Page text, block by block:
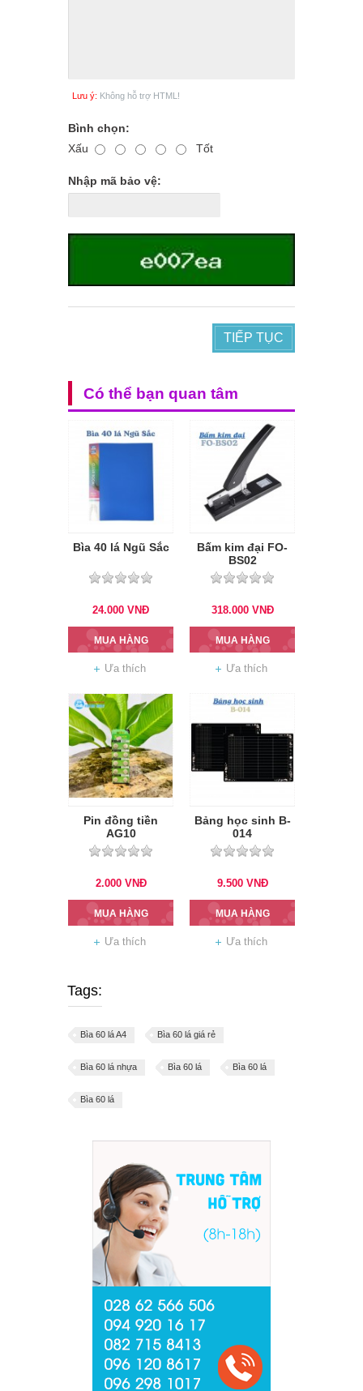
Lưu ý: Không hỗ trợ HTML!
Bình chọn:
Xấu
Tốt
Nhập mã bảo vệ:
TIẾP TỤC
Có thể bạn quan tâm
Bìa 40 lá Ngũ Sắc
24.000 VNĐ
MUA HÀNG
Ưa thích
Bấm kim đại FO-
BS02
318.000 VNĐ
MUA HÀNG
Ưa thích
Pin đồng tiền
AG10
2.000 VNĐ
MUA HÀNG
Ưa thích
Bảng học sinh B-
014
9.500 VNĐ
MUA HÀNG
Ưa thích
Tags:
Bìa 60 lá A4 Bìa 60 lá giá rẻ
Bìa 60 lá nhựa Bìa 60 lá Bìa 60 lá
Bìa 60 lá